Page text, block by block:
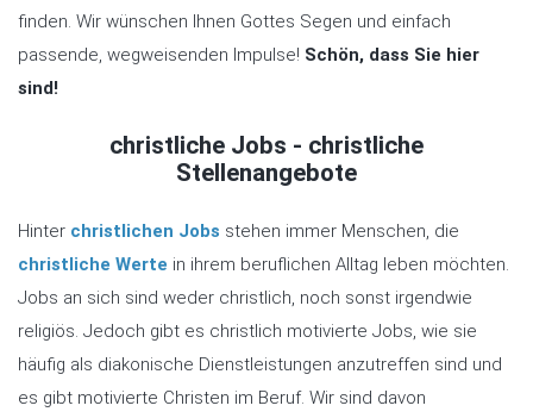
finden. Wir wünschen Ihnen Gottes Segen und einfach
passende, wegweisenden Impulse! Schön, dass Sie hier
sind!
christliche Jobs - christliche
Stellenangebote
Hinter christlichen Jobs stehen immer Menschen, die
christliche Werte in ihrem beruflichen Alltag leben möchten.
Jobs an sich sind weder christlich, noch sonst irgendwie
religiös. Jedoch gibt es christlich motivierte Jobs, wie sie
häufig als diakonische Dienstleistungen anzutreffen sind und
es gibt motivierte Christen im Beruf. Wir sind davon